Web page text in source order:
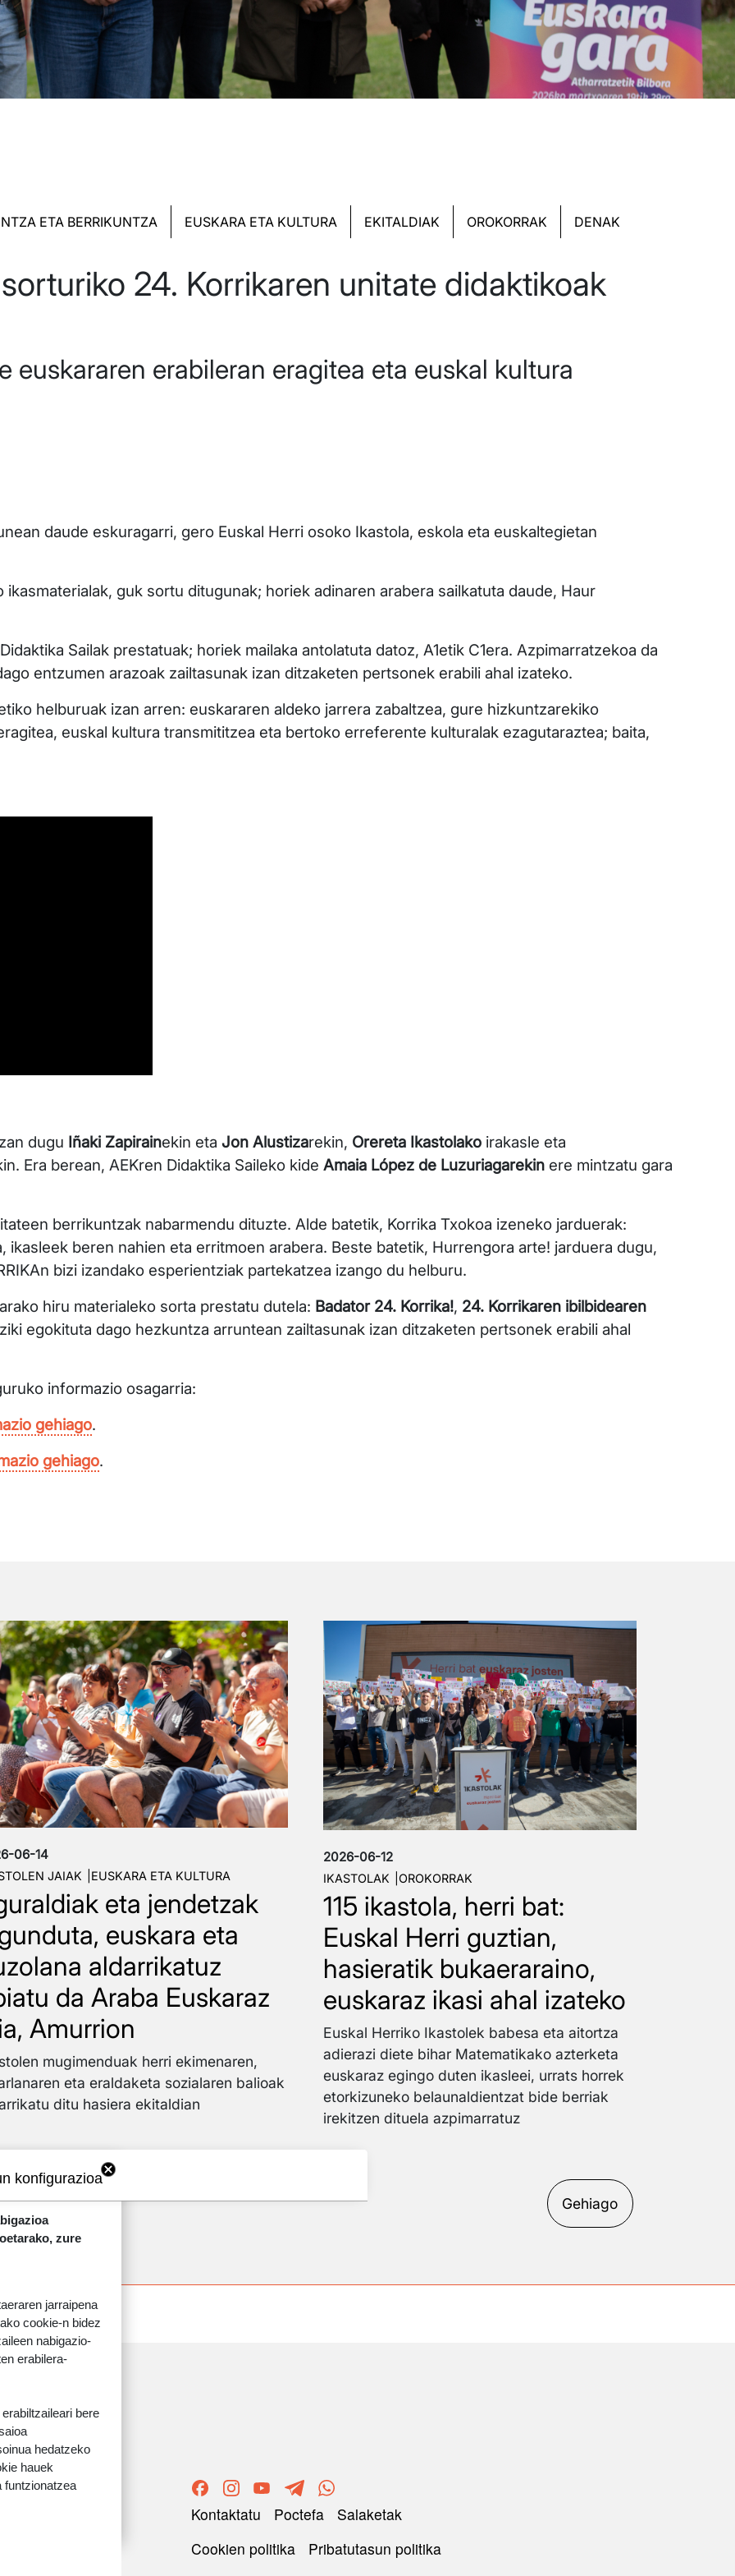
ETA BERRIKUNTZA EUSKARA ETA KULTURA EKITALDIAK OROKORRAK DENAK
24. Korrikaren unitate didaktikoak
euskararen erabileran eragitea eta euskal kultura
daude eskuragarri, gero Euskal Herri osoko Ikastola, eskola eta euskaltegietan
guk sortu ditugunak; horiek adinaren arabera sailkatuta daude, Haur
Sailak prestatuak; horiek mailaka antolatuta datoz, A1etik C1era. Azpimarratzekoa da
entzumen arazoak zailtasunak izan ditzaketen pertsonek erabili ahal izateko.
helburuak izan arren: euskararen aldeko jarrera zabaltzea, gure hizkuntzarekiko
euskal kultura transmititzea eta bertoko erreferente kulturalak ezagutaraztea; baita,
dugu Iñaki Zapirainekin eta Jon Alustizarekin, Orereta Ikastolako irakasle eta
Era berean, AEKren Didaktika Saileko kide Amaia López de Luzuriagarekin ere mintzatu gara
berrikuntzak nabarmendu dituzte. Alde batetik, Korrika Txokoa izeneko jarduerak:
ikasleek beren nahien eta erritmoen arabera. Beste batetik, Hurrengora arte! jarduera dugu,
bizi izandako esperientziak partekatzea izango du helburu.
hiru materialeko sorta prestatu dutela: Badator 24. Korrika!, 24. Korrikaren ibilbidearen
egokituta dago hezkuntza arruntean zailtasunak izan ditzaketen pertsonek erabili ahal
informazio osagarria:
gehiago.
gehiago.
06-14
JAIAK EUSKARA ETA KULTURA
eta jendetzak
euskara eta
aldarrikatuz
da Araba Euskaraz
Amurrion
mugimenduak herri ekimenaren,
eta eraldaketa sozialaren balioak
ditu hasiera ekitaldian
Irudia
2026-06-12
IKASTOLAK OROKORRAK
115 ikastola, herri bat:
Euskal Herri guztian,
hasieratik bukaeraraino,
euskaraz ikasi ahal izateko
Euskal Herriko Ikastolek babesa eta aitortza
adierazi diete bihar Matematikako azterketa
euskaraz egingo duten ikasleei, urrats horrek
etorkizuneko belaunaldientzat bide berriak
irekitzen dituela azpimarratuz
Gehiago
ORRI-OINA
Kontaktatu Poctefa
Salaketak
TESTU-LEGALAK
Cookien politika Pribatutasun politika
konfigurazioa
zure
jarraipena
cookie-n bidez
nabigazio-
erabilera-
bere
hedatzeko
hauek
funtzionatzea